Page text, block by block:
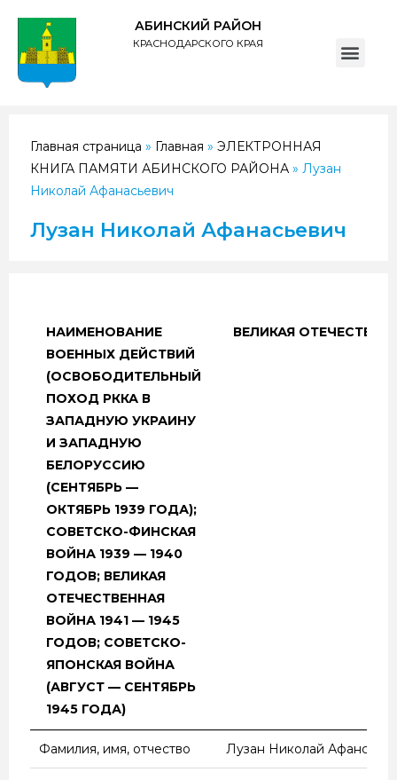
АБИНСКИЙ РАЙОН
КРАСНОДАРСКОГО КРАЯ
Главная страница » Главная » ЭЛЕКТРОННАЯ
КНИГА ПАМЯТИ АБИНСКОГО РАЙОНА » Лузан
Николай Афанасьевич
Лузан Николай Афанасьевич
НАИМЕНОВАНИЕ
ВОЕННЫХ ДЕЙСТВИЙ
(ОСВОБОДИТЕЛЬНЫЙ
ПОХОД РККА В
ЗАПАДНУЮ УКРАИНУ
И ЗАПАДНУЮ
БЕЛОРУССИЮ
(СЕНТЯБРЬ —
ОКТЯБРЬ 1939 ГОДА);
СОВЕТСКО-ФИНСКАЯ
ВОЙНА 1939 — 1940
ГОДОВ; ВЕЛИКАЯ
ОТЕЧЕСТВЕННАЯ
ВОЙНА 1941 — 1945
ГОДОВ; СОВЕТСКО-
ЯПОНСКАЯ ВОЙНА
(АВГУСТ — СЕНТЯБРЬ
1945 ГОДА)
ВЕЛИКАЯ
НАИМЕНОВАНИЕ
ВЕЛИКАЯ
Фамилия, имя, отчество Лузан Николай